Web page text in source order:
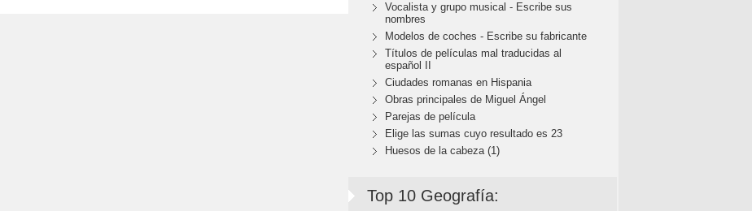
Vocalista y grupo musical - Escribe sus
nombres
Modelos de coches - Escribe su fabricante
Títulos de películas mal traducidas al
español II
Ciudades romanas en Hispania
Obras principales de Miguel Ángel
Parejas de película
Elige las sumas cuyo resultado es 23
Huesos de la cabeza (1)
Top 10 Geografía: